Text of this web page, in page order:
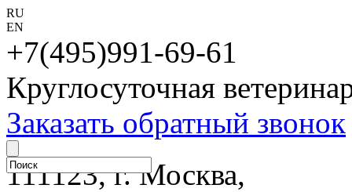
RU
EN
+7(495)991-69-61
Круглосуточная
Заказать обратный звонок
111123, г. Москва,